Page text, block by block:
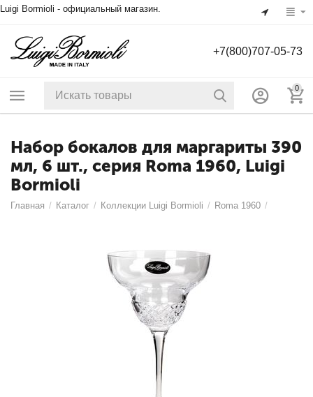
Luigi Bormioli - официальный магазин.
+7(800)707-05-73
0
Набор бокалов для маргариты 390
мл, 6 шт., серия Roma 1960, Luigi
Bormioli
Главная / Каталог / Коллекции Luigi Bormioli / Roma 1960 /